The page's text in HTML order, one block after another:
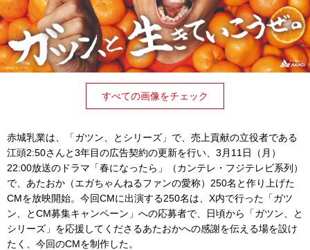
すべての画像をチェック
赤城乳業は、「ガツン、とシリーズ」で、売上貢献の立役者である
江頭2:50さんと3年目の広告契約の更新を行い、3月11日（月）
22:00放送のドラマ「春になったら」（カンテレ・フジテレビ系列）
で、あたおか（エガちゃんねるファンの愛称）250名と作り上げた
CMを放映開始。今回CMに出演する250名は、X内で行った「ガツ
ン、とCM募集キャンペーン」への応募者で、日頃から「ガツン、と
シリーズ」を応援してくださるあたおかへの感謝を伝える場を設け
たく、今回のCMを制作した。